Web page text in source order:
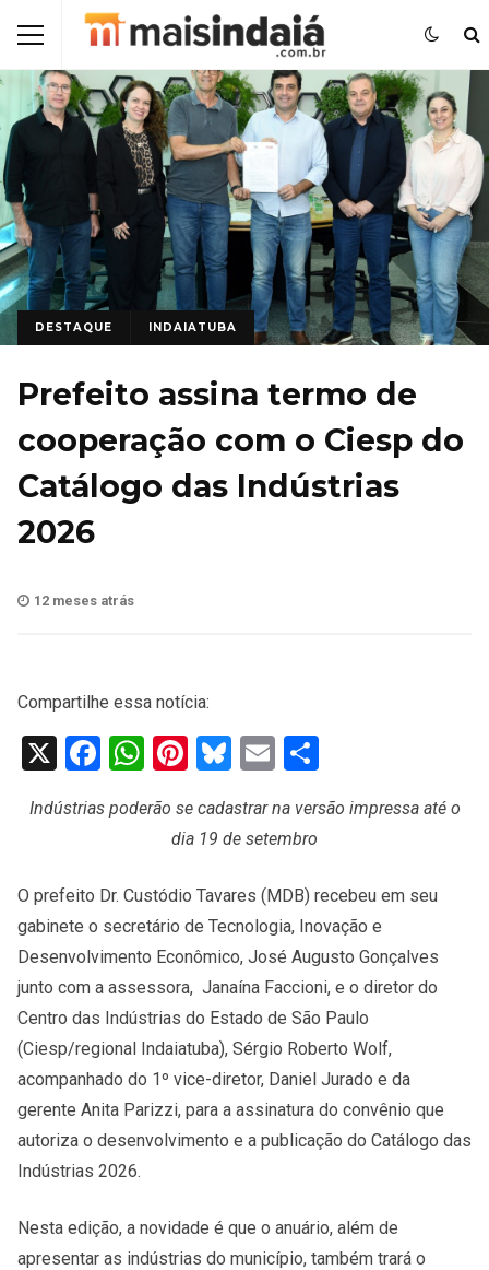
DESTAQUE INDAIATUBA
Prefeito assina termo de
cooperação com o Ciesp do
Catálogo das Indústrias
2026
12 meses atrás
Compartilhe essa notícia:
X Facebook
WhatsApp
Pinterest
Bluesky
Email
Indústrias poderão se cadastrar na versão impressa até o
dia 19 de setembro
O prefeito Dr. Custódio Tavares (MDB) recebeu em seu
gabinete o secretário de Tecnologia, Inovação e
Desenvolvimento Econômico, José Augusto Gonçalves
junto com a assessora, Janaína Faccioni, e o diretor do
Centro das Indústrias do Estado de São Paulo
(Ciesp/regional Indaiatuba), Sérgio Roberto Wolf,
acompanhado do 1º vice-diretor, Daniel Jurado e da
gerente Anita Parizzi, para a assinatura do convênio que
autoriza o desenvolvimento e a publicação do Catálogo das
Indústrias 2026.
Nesta edição, a novidade é que o anuário, além de
apresentar as indústrias do município, também trará o